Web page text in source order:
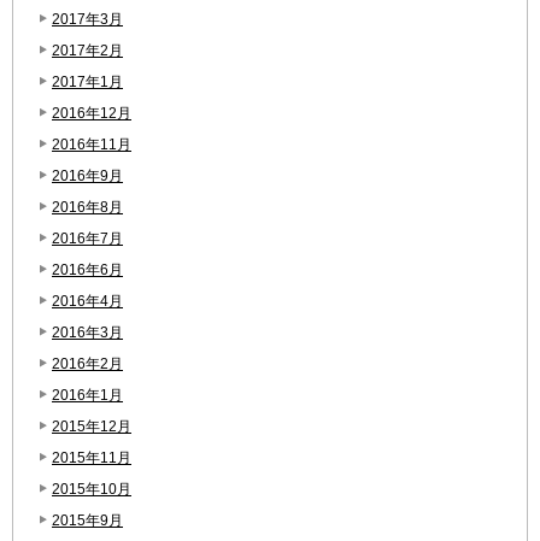
2017年3月
2017年2月
2017年1月
2016年12月
2016年11月
2016年9月
2016年8月
2016年7月
2016年6月
2016年4月
2016年3月
2016年2月
2016年1月
2015年12月
2015年11月
2015年10月
2015年9月